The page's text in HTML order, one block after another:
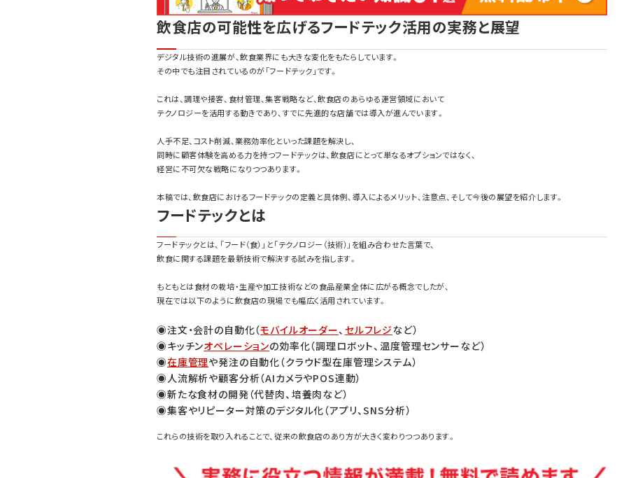
飲食店の可能性を広げるフードテック活用の実務と展望
デジタル技術の進展が、飲食業界にも大きな変化をもたらしています。
その中でも注目されているのが「フードテック」です。
これは、調理や接客、食材管理、集客戦略など、飲食店のあらゆる運営領域において
テクノロジーを活用する動きであり、すでに先進的な店舗では導入が進んでいます。
人手不足、コスト削減、業務効率化といった課題を解決し、
同時に顧客体験を高める力を持つフードテックは、飲食店にとって単なるオプションではなく、
経営に不可欠な戦略になりつつあります。
本稿では、飲食店におけるフードテックの定義と具体例、導入によるメリット、注意点、そして今後の展望を紹介します。
フードテックとは
フードテックとは、「フード（食）」と「テクノロジー（技術）」を組み合わせた言葉で、
飲食に関する課題を最新技術で解決する試みを指します。
もともとは食材の栽培・生産や加工技術などの食品産業全体に広がる概念でしたが、
現在では以下のように飲食店の現場でも幅広く活用されています。
◉注文・会計の自動化（モバイルオーダー、 セルフレジなど）
◉キッチンオペレーションの効率化（調理ロボット、温度管理センサーなど）
◉在庫管理や発注の自動化（クラウド型在庫管理システム）
◉人流解析や顧客分析（AIカメラやPOS連動）
◉新たな食材の開発（代替肉、培養肉など）
◉集客やリピーター対策のデジタル化（アプリ、SNS分析）
これらの技術を取り入れることで、従来の飲食店のあり方が大きく変わりつつあります。